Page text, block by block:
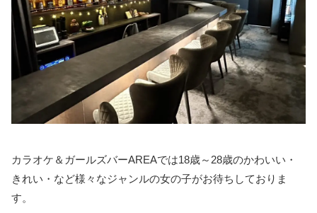
カラオケ＆ガールズバーAREAでは18歳～28歳のかわいい・
きれい・など様々なジャンルの女の子がお待ちしておりま
す。